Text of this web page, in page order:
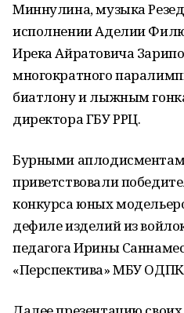
Миннулина, музыка
исполнении Аделии
Ирека Айратовича
многократного
биатлону и лыжным
директора ГБУ РРЦ.
Бурными
приветствовали
конкурса юных
дефиле изделий из
педагога Ирины
«Перспектива» МБУ